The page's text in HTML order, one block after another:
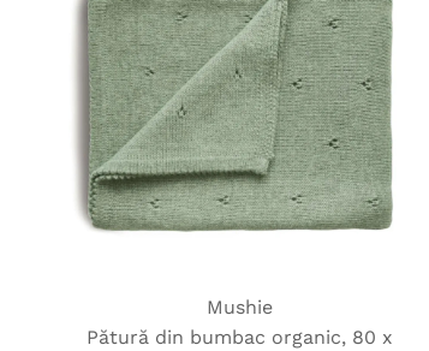
Mushie
Pătură din bumbac organic, 80 x